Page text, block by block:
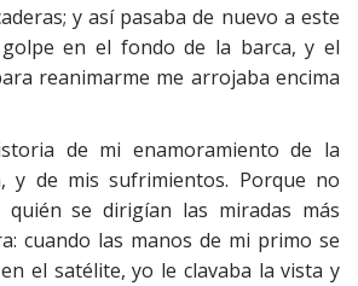
y así pasaba de nuevo a este
en el fondo de la barca, y el
reanimarme me arrojaba encima
de mi enamoramiento de la
y de mis sufrimientos. Porque no
se dirigían las miradas más
cuando las manos de mi primo se
el satélite, yo le clavaba la vista y